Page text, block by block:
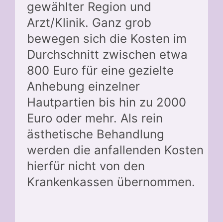
gewählter Region und
Arzt/Klinik. Ganz grob
bewegen sich die Kosten im
Durchschnitt zwischen etwa
800 Euro für eine gezielte
Anhebung einzelner
Hautpartien bis hin zu 2000
Euro oder mehr. Als rein
ästhetische Behandlung
werden die anfallenden Kosten
hierfür nicht von den
Krankenkassen übernommen.